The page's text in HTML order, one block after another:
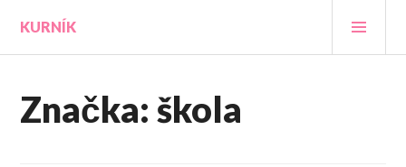
obsah
KURNÍK
Značka:škola